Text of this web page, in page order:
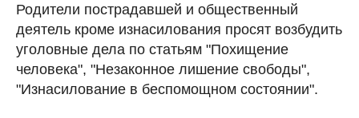
Родители пострадавшей и общественный
деятель кроме изнасилования просят возбудить
уголовные дела по статьям "Похищение
человека", "Незаконное лишение свободы",
"Изнасилование в беспомощном состоянии".